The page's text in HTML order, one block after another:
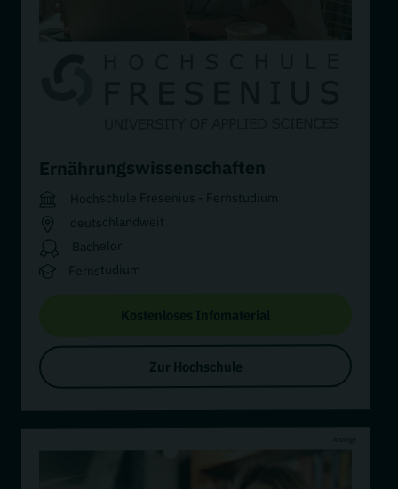
Ernährungswissenschaften
Hochschule Fresenius - Fernstudium
deutschlandweit
Bachelor
Fernstudium
Zur Hochschule